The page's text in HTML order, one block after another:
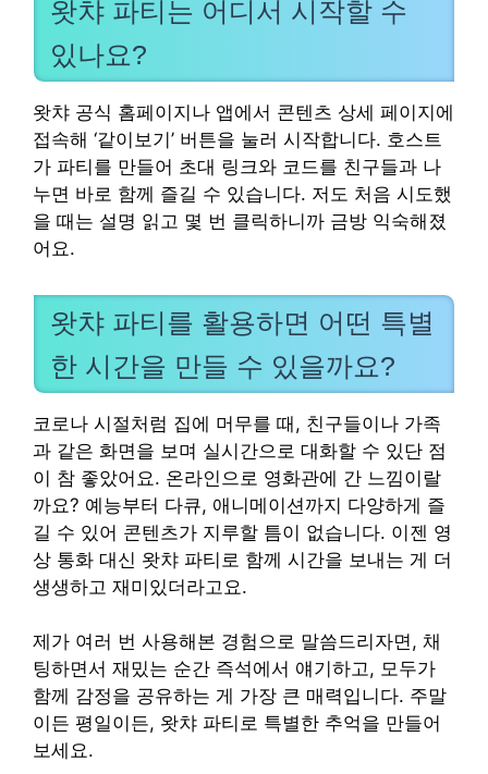
왓챠 파티는 어디서 시작할 수
있나요?
왓챠 공식 홈페이지나 앱에서 콘텐츠 상세 페이지에
접속해 ‘같이보기’ 버튼을 눌러 시작합니다. 호스트
가 파티를 만들어 초대 링크와 코드를 친구들과 나
누면 바로 함께 즐길 수 있습니다. 저도 처음 시도했
을 때는 설명 읽고 몇 번 클릭하니까 금방 익숙해졌
어요.
왓챠 파티를 활용하면 어떤 특별
한 시간을 만들 수 있을까요?
코로나 시절처럼 집에 머무를 때, 친구들이나 가족
과 같은 화면을 보며 실시간으로 대화할 수 있단 점
이 참 좋았어요. 온라인으로 영화관에 간 느낌이랄
까요? 예능부터 다큐, 애니메이션까지 다양하게 즐
길 수 있어 콘텐츠가 지루할 틈이 없습니다. 이젠 영
상 통화 대신 왓챠 파티로 함께 시간을 보내는 게 더
생생하고 재미있더라고요.
제가 여러 번 사용해본 경험으로 말씀드리자면, 채
팅하면서 재밌는 순간 즉석에서 얘기하고, 모두가
함께 감정을 공유하는 게 가장 큰 매력입니다. 주말
이든 평일이든, 왓챠 파티로 특별한 추억을 만들어
보세요.